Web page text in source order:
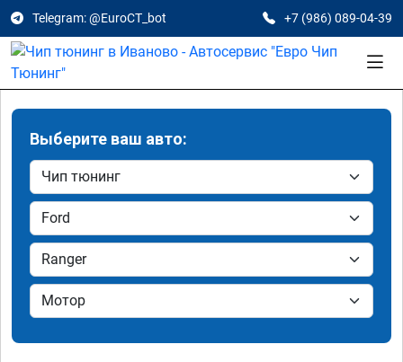
Telegram: @EuroCT_bot +7 (986) 089-04-39
Выберите ваш авто: